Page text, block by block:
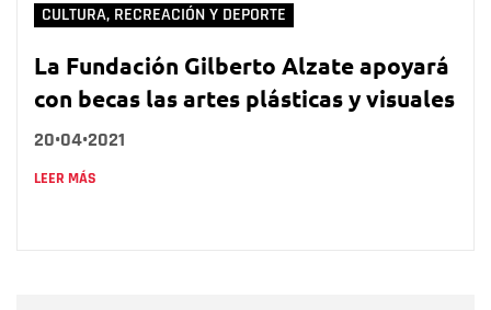
CULTURA, RECREACIÓN Y DEPORTE
La Fundación Gilberto Alzate apoyará
con becas las artes plásticas y visuales
20•04•2021
LEER MÁS